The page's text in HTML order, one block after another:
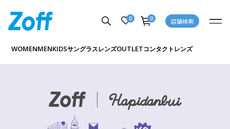
0 0 店舗検索
WOMENMENKIDSサングラスレンズOUTLETコンタクトレンズ